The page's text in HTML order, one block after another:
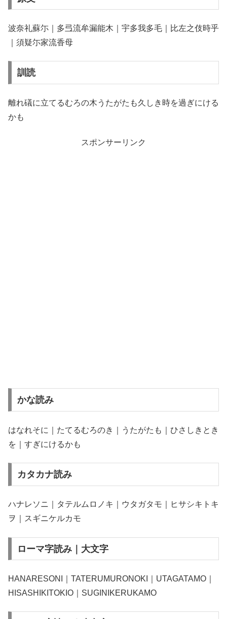
波奈礼蘇尓｜多弖流牟漏能木｜宇多我多毛｜比左之伎時乎
｜須疑尓家流香母
訓読
離れ礒に立てるむろの木うたがたも久しき時を過ぎにける
かも
スポンサーリンク
かな読み
はなれそに｜たてるむろのき｜うたがたも｜ひさしきとき
を｜すぎにけるかも
カタカナ読み
ハナレソニ｜タテルムロノキ｜ウタガタモ｜ヒサシキトキ
ヲ｜スギニケルカモ
ローマ字読み｜大文字
HANARESONI｜TATERUMURONOKI｜UTAGATAMO｜
HISASHIKITOKIO｜SUGINIKERUKAMO